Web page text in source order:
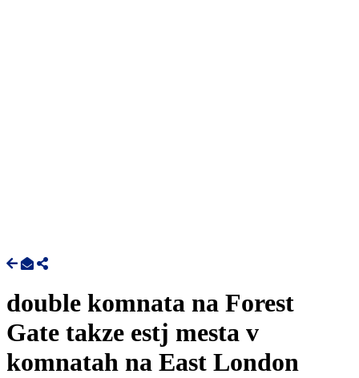
double komnata na Forest
Gate takze estj mesta v
komnatah na East London